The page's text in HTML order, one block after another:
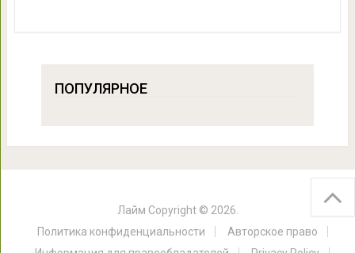
ПОПУЛЯРНОЕ
Лайм Copyright © 2026.
Политика конфиденциальности
Авторское право